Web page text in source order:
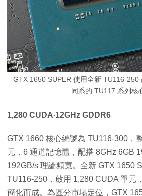
GTX 1650 SUPER 使用全新 TU116-
同系的 TU117 系列核
1,280 CUDA‧12GHz GDDR6
GTX 1660 核心編號為 TU116-300，
元，6 通道記憶體，配搭 8GHz 6GB
192GB/s 理論頻寬。全新 GTX 1650
TU116-250，啟用 1,280 CUDA 單元
簡化而成。為區分市場定位，GTX